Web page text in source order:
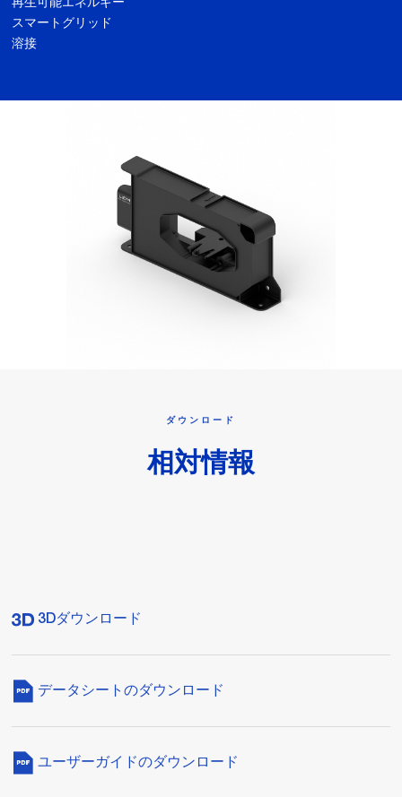
スマートグリッド
溶接
ダウンロード
相対情報
3Dダウンロード
データシートのダウンロード
ユーザーガイドのダウンロード